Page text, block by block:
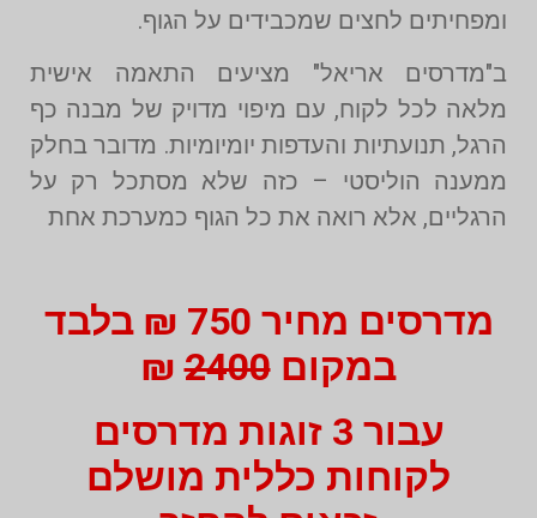
ומפחיתים לחצים שמכבידים על הגוף.
ב"מדרסים אריאל" מציעים התאמה אישית
מלאה לכל לקוח, עם מיפוי מדויק של מבנה כף
הרגל, תנועתיות והעדפות יומיומיות. מדובר בחלק
ממענה הוליסטי – כזה שלא מסתכל רק על
הרגליים, אלא רואה את כל הגוף כמערכת אחת
מדרסים מחיר 750 ₪ בלבד
במקום2400
₪
עבור 3 זוגות מדרסים
לקוחות כללית מושלם